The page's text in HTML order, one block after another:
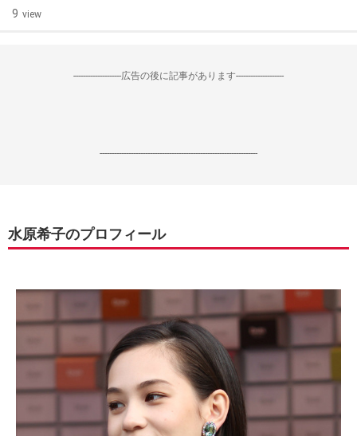
9 view
--------------------広告の後に記事があります--------------------
------------------------------------------------------------------
水原希子のプロフィール